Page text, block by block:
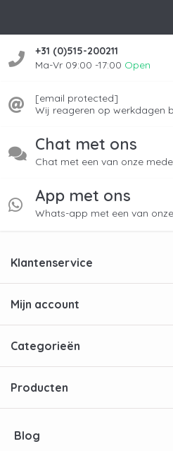
+31 (0)515-200211
Ma-Vr 09:00 -17:00 Open
[email protected]
Wij reageren op werkdagen
Chat met ons
Chat met een van onze
App met ons
Whats-app met een van
Klantenservice
Mijn account
Categorieën
Producten
Blog